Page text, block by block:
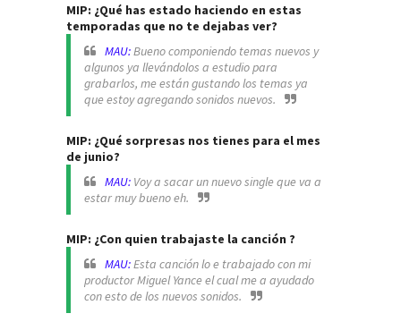
MIP: ¿Qué has estado haciendo en estas
temporadas que no te dejabas ver?
MAU:Bueno componiendo temas nuevos y
algunos ya llevándolos a estudio para
grabarlos, me están gustando los temas ya
que estoy agregando sonidos nuevos.
MIP: ¿Qué sorpresas nos tienes para el mes
de junio?
MAU: Voy a sacar un nuevo single que va a
estar muy bueno eh.
MIP: ¿Con quien trabajaste la canción ?
MAU:Esta canción lo e trabajado con mi
productor Miguel Yance el cual me a ayudado
con esto de los nuevos sonidos.